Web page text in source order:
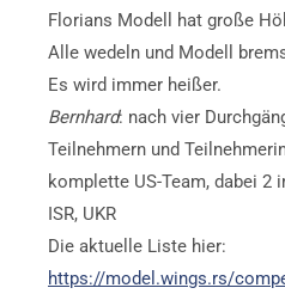
Florians Modell hat große
Alle wedeln und Modell
Es wird immer heißer.
Bernhard: nach vier
Teilnehmern und
komplette US-Team, dabei 2
ISR, UKR
Die aktuelle Liste hier:
https://model.wings.rs/